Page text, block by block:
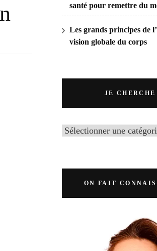
santé pour remettre du
Les grands principes de
vision globale du corps
JE
ON FAIT